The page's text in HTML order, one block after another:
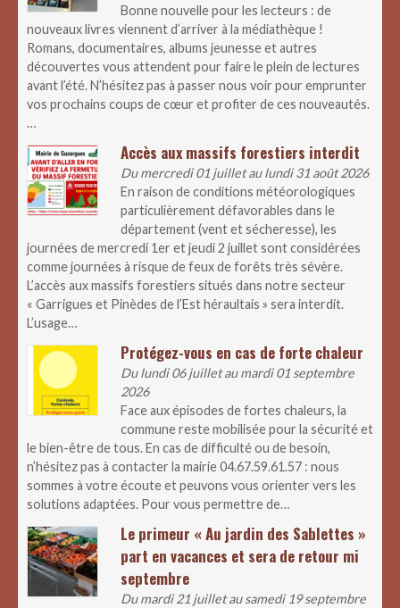
Bonne nouvelle pour les lecteurs : de
nouveaux livres viennent d’arriver à la médiathèque !
Romans, documentaires, albums jeunesse et autres
découvertes vous attendent pour faire le plein de lectures
avant l’été. N’hésitez pas à passer nous voir pour emprunter
vos prochains coups de cœur et profiter de ces nouveautés.
…
Accès aux massifs forestiers interdit
Du mercredi 01 juillet au lundi 31 août 2026
En raison de conditions météorologiques
particulièrement défavorables dans le
département (vent et sécheresse), les
journées de mercredi 1er et jeudi 2 juillet sont considérées
comme journées à risque de feux de forêts très sévère.
L’accès aux massifs forestiers situés dans notre secteur
« Garrigues et Pinèdes de l’Est héraultais » sera interdit.
L’usage…
Protégez-vous en cas de forte chaleur
Du lundi 06 juillet au mardi 01 septembre
2026
Face aux épisodes de fortes chaleurs, la
commune reste mobilisée pour la sécurité et
le bien-être de tous. En cas de difficulté ou de besoin,
n’hésitez pas à contacter la mairie 04.67.59.61.57 : nous
sommes à votre écoute et peuvons vous orienter vers les
solutions adaptées. Pour vous permettre de…
Le primeur « Au jardin des Sablettes »
part en vacances et sera de retour mi
septembre
Du mardi 21 juillet au samedi 19 septembre